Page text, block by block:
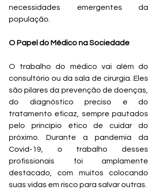
necessidades emergentes da
população.
O Papel do Médico na Sociedade
O trabalho do médico vai além do
consultório ou da sala de cirurgia. Eles
são pilares da prevenção de doenças,
do diagnóstico preciso e do
tratamento eficaz, sempre pautados
pelo princípio ético de cuidar do
próximo. Durante a pandemia da
Covid-19, o trabalho desses
profissionais foi amplamente
destacado, com muitos colocando
suas vidas em risco para salvar outras.